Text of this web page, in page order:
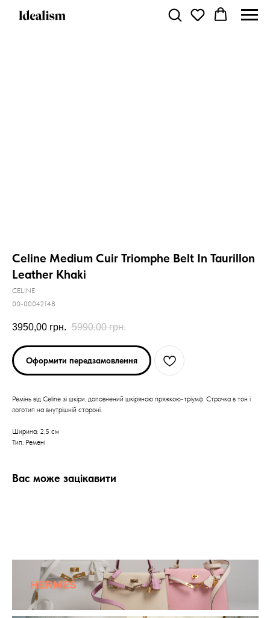
Celine Medium Cuir Triomphe Belt In Taurillon
Leather Khaki
CELINE
00-00042148
3950,00 грн. 5990,00 грн.
Оформити передзамовлення
Ремінь від Celine зі шкіри, доповнений шкіряною пряжкою-тріумф. Строчка в тон і
логотип на внутрішній стороні.
Ширина: 2,5 см
Тип: Ремені
Вас може зацікавити
HERMES